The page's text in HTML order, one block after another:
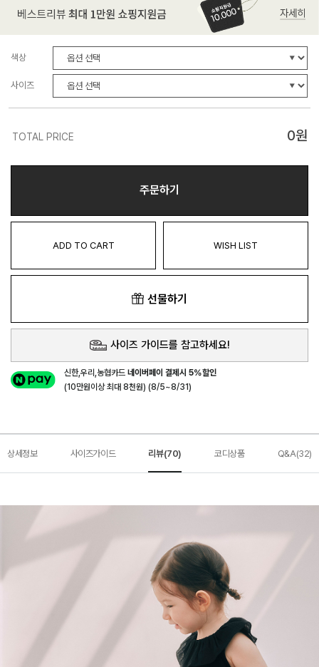
색상
사이즈
TOTAL PRICE 0원
주문하기
ADD TO CART WISH LIST
선물하기
사이즈 가이드를 참고하세요!
신한,우리,농협카드네이버페이 결제시 5%할인
(10만원이상 최대 8천원) (8/5~8/31)
상세정보 사이즈가이드 리뷰(70) 코디상품 Q&A(32)